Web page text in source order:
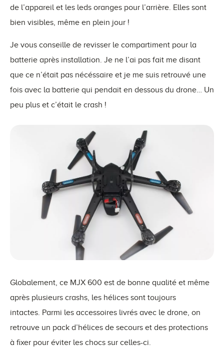
de l’appareil et les leds oranges pour l’arrière. Elles sont
bien visibles, même en plein jour !
Je vous conseille de revisser le compartiment pour la
batterie après installation. Je ne l’ai pas fait me disant
que ce n’était pas nécéssaire et je me suis retrouvé une
fois avec la batterie qui pendait en dessous du drone… Un
peu plus et c’était le crash !
Globalement, ce MJX 600 est de bonne qualité et même
après plusieurs crashs, les hélices sont toujours
intactes. Parmi les accessoires livrés avec le drone, on
retrouve un pack d’hélices de secours et des protections
à fixer pour éviter les chocs sur celles-ci.